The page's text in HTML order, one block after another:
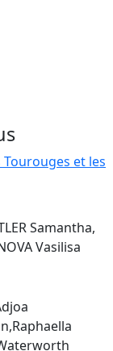
et les
Samantha,
Vasilisa